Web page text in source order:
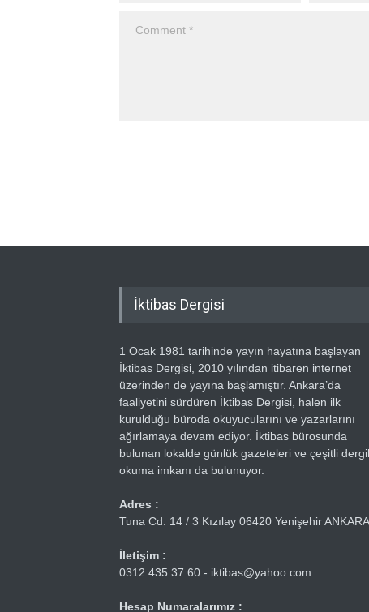
İktibas Dergisi
1 Ocak 1981 tarihinde yayın hayatına başlayan
İktibas Dergisi, 2010 yılından itibaren internet
üzerinden de yayına başlamıştır. Ankara’da
faaliyetini sürdüren İktibas Dergisi, halen ilk
kurulduğu büroda okuyucularını ve yazarlarını
ağırlamaya devam ediyor. İktibas bürosunda
bulunan lokalde günlük gazeteleri ve çeşitli
okuma imkanı da bulunuyor.
Adres :
Tuna Cd. 14 / 3 Kızılay 06420 Yenişehir ANKARA
İletişim :
0312 435 37 60 - iktibas@yahoo.com
Hesap Numaralarımız :